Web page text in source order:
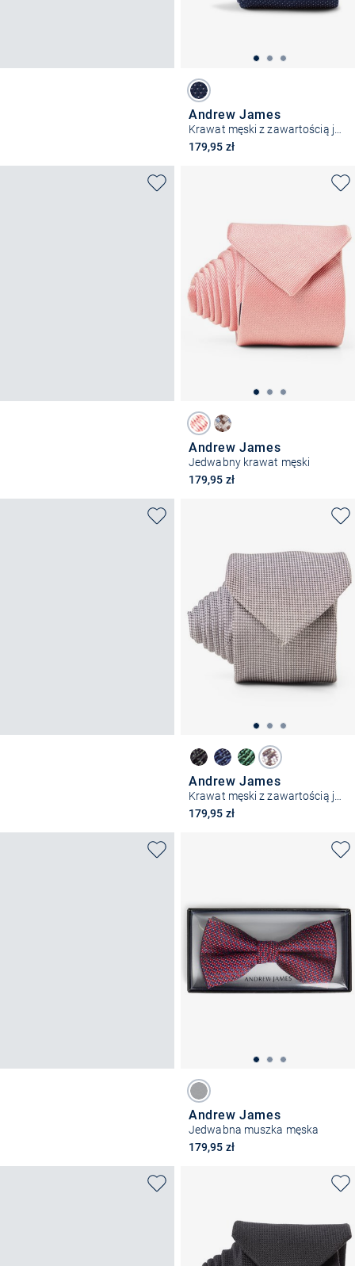
Andrew James
179,95 zł
Andrew James
Jedwabny krawat męski
179,95 zł
Andrew James
Krawat męski z zawartością jedwabiu
179,95 zł
Andrew James
Jedwabna muszka męska
179,95 zł